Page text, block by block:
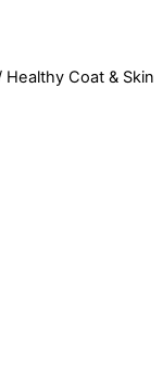
Healthy Coat & Skin